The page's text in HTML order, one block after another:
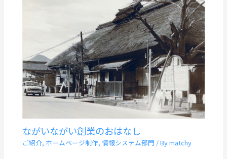
ながいながい創業のおはなし
ご紹介, ホームページ制作,情報システム部門 / Bymatchy